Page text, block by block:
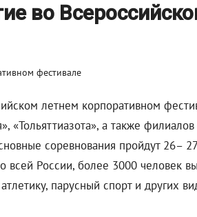
во
летнем корпоративном
«Тольяттиазота», а также
соревнования пройдут 26–
России, более 3000 человек
парусный спорт и других